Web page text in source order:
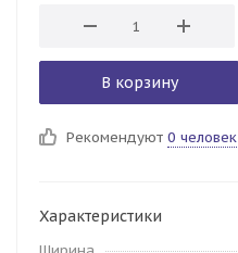
В корзину
Рекомендуют 0 человек
Характеристики